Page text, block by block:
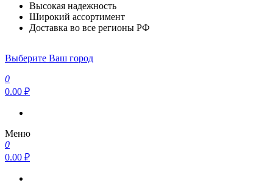
Высокая надежность
Широкий ассортимент
Доставка во все регионы РФ
Выберите Ваш город
0
0.00 ₽
Меню
0
0.00 ₽